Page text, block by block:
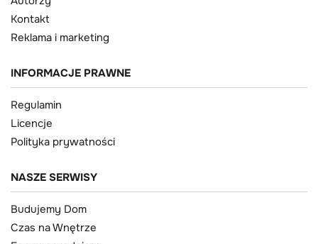
Kontakt
Reklama i marketing
INFORMACJE PRAWNE
Regulamin
Licencje
Polityka prywatności
NASZE SERWISY
Budujemy Dom
Czas na Wnętrze